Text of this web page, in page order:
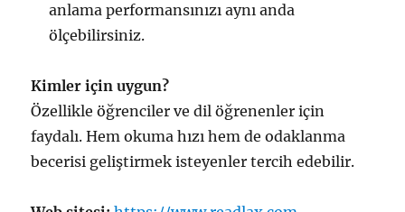
anlama performansınızı aynı anda
ölçebilirsiniz.
Kimler için uygun?
Özellikle öğrenciler ve dil öğrenenler için
faydalı. Hem okuma hızı hem de odaklanma
becerisi geliştirmek isteyenler tercih edebilir.